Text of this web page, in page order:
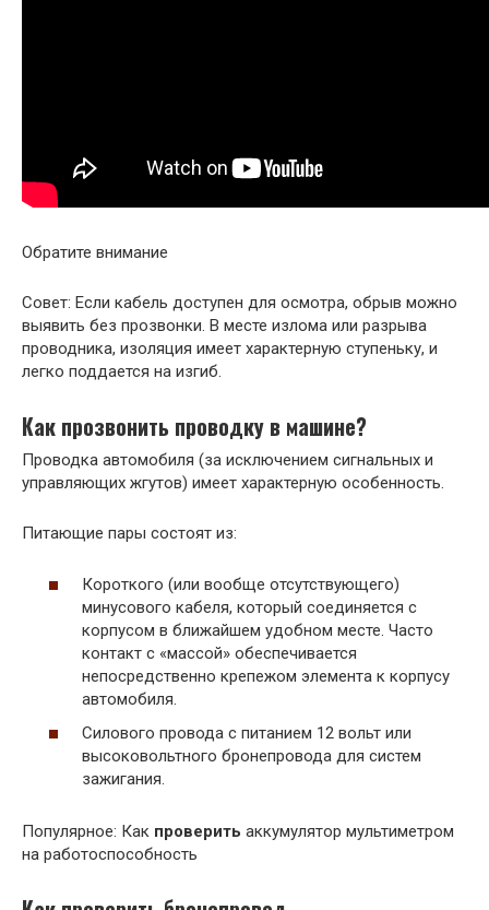
Обратите внимание
Совет: Если кабель доступен для осмотра, обрыв можно
выявить без прозвонки. В месте излома или разрыва
проводника, изоляция имеет характерную ступеньку, и
легко поддается на изгиб.
Как прозвонить проводку в машине?
Проводка автомобиля (за исключением сигнальных и
управляющих жгутов) имеет характерную особенность.
Питающие пары состоят из:
Короткого (или вообще отсутствующего)
минусового кабеля, который соединяется с
корпусом в ближайшем удобном месте. Часто
контакт с «массой» обеспечивается
непосредственно крепежом элемента к корпусу
автомобиля.
Силового провода с питанием 12 вольт или
высоковольтного бронепровода для систем
зажигания.
Популярное: Как проверить аккумулятор мультиметром
на работоспособность